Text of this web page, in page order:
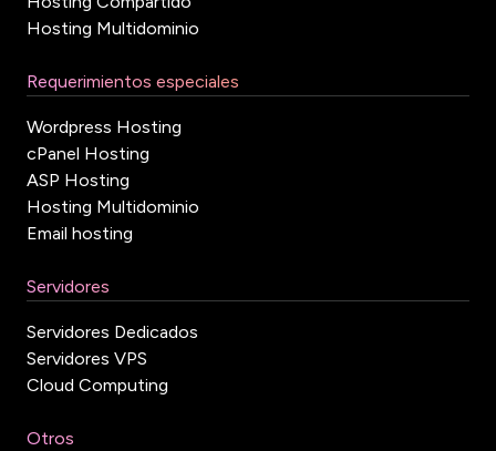
Hosting Multidominio
Requerimientos especiales
Wordpress Hosting
cPanel Hosting
ASP Hosting
Hosting Multidominio
Email hosting
Servidores
Servidores Dedicados
Servidores VPS
Cloud Computing
Otros